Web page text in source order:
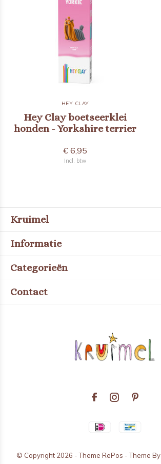
HEY CLAY
Hey Clay boetseerklei
honden - Yorkshire terrier
€ 6,95
Incl. btw
Kruimel
Informatie
Categorieën
Contact
© Copyright 2026 - Theme RePos - Theme By